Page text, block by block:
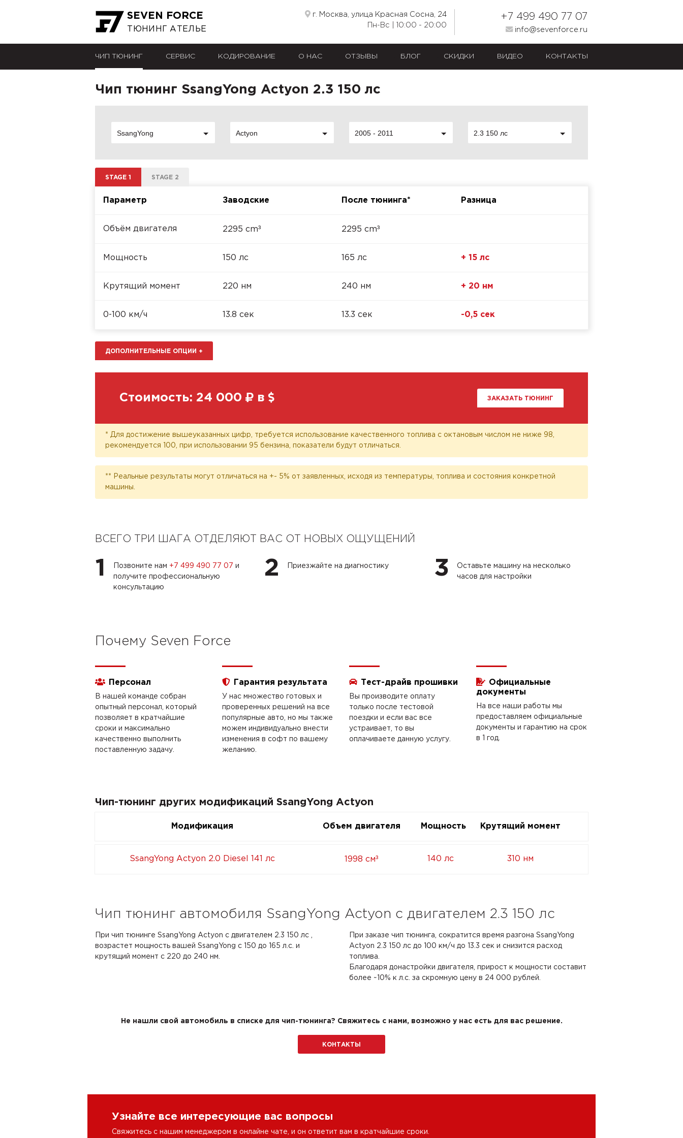
SEVEN FORCE
ТЮНИНГ АТЕЛЬЕ
г. Москва, улица Красная Сосна, 24
Пн-Вс | 10:00 - 20:00
+7 499 490 77 07
info@sevenforce.ru
ЧИП ТЮНИНГ СЕРВИС КОДИРОВАНИЕ О НАС ОТЗЫВЫ БЛОГ СКИДКИ ВИДЕО КОНТАКТЫ
Чип тюнинг SsangYong Actyon 2.3 150 лс
SsangYong Actyon 2005 - 2011 2.3 150 лс
STAGE 1 STAGE 2
Параметр Заводские После тюнинга* Разница
Объём двигателя 2295 cm³ 2295 cm³
Мощность 150 лс 165 лс + 15 лс
Крутящий момент 220 нм 240 нм + 20 нм
0-100 км/ч 13.8 сек 13.3 сек -0,5 сек
ДОПОЛНИТЕЛЬНЫЕ ОПЦИИ +
Стоимость: 24 000 в ЗАКАЗАТЬ ТЮНИНГ
* Для достижение вышеуказанных цифр, требуется использование качественного топлива с октановым числом не ниже 98,
рекомендуется 100, при использовании 95 бензина, показатели будут отличаться.
** Реальные результаты могут отличаться на +- 5% от заявленных, исходя из температуры, топлива и состояния конкретной
машины.
ВСЕГО ТРИ ШАГА ОТДЕЛЯЮТ ВАС ОТ НОВЫХ ОЩУЩЕНИЙ
1 Позвоните нам +7 499 490 77 07
и
получите профессиональную
консультацию
2 Приезжайте на диагностику 3
Оставьте машину на несколько
часов для настройки
Почему Seven Force
Персонал
В нашей команде собран
опытный персонал, который
позволяет в кратчайшие
сроки и максимально
качественно выполнить
поставленную задачу.
Гарантия результата
У нас множество готовых и
проверенных решений на все
популярные авто, но мы также
можем индивидуально внести
изменения в софт по вашему
желанию.
Тест-драйв прошивки
Вы производите оплату
только после тестовой
поездки и если вас все
устраивает, то вы
оплачиваете данную услугу.
Официальные
документы
На все наши работы мы
предоставляем официальные
документы и гарантию на срок
в 1 год.
Чип-тюнинг других модификаций SsangYong Actyon
Модификация Объем двигателя Мощность Крутящий момент
SsangYong Actyon 2.0 Diesel 141 лс 1998 см³ 140 лс 310 нм
Чип тюнинг автомобиля SsangYong Actyon с двигателем 2.3 150 лс
При чип тюнинге SsangYong Actyon с двигателем 2.3 150 лс ,
возрастет мощность вашей SsangYong с 150 до 165 л.с. и
крутящий момент с 220 до 240 нм.
При заказе чип тюнинга, сократится время разгона SsangYong
Actyon 2.3 150 лс до 100 км/ч до 13.3 сек и снизится расход
топлива.
Благодаря донастройки двигателя, прирост к мощности составит
более ~10% к л.с. за скромную цену в 24 000 рублей.
Не нашли свой автомобиль в списке для чип-тюнинга? Свяжитесь с нами, возможно у нас есть для вас решение.
КОНТАКТЫ
Узнайте все интересующие вас вопросы
Свяжитесь с нашим менеджером в онлайне чате, и он ответит вам в кратчайшие сроки.